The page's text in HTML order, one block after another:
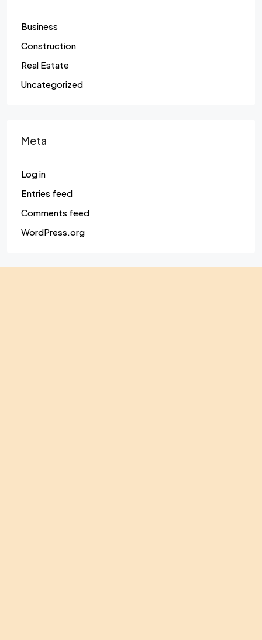
Business
Construction
Real Estate
Uncategorized
Meta
Log in
Entries feed
Comments feed
WordPress.org